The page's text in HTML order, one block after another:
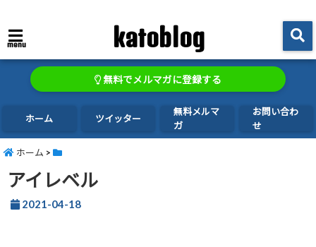
menu katoblog
無料でメルマガに登録する
ホーム ツイッター
無料メルマ
ガ
お問い合わ
せ
ホーム >
アイレベル
2021-04-18